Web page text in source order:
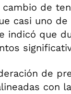
de
casi uno
indicó que
de
con